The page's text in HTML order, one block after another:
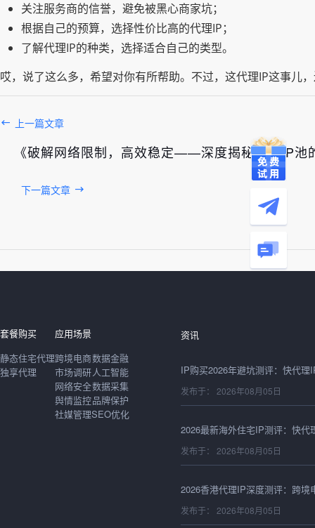
关注服务商的信誉，避免被黑心商家坑；
根据自己的预算，选择性价比高的代理IP；
了解代理IP的种类，选择适合自己的类型。
哎，说了这么多，希望对你有所帮助。不过，这代理IP这事儿
上一篇文章
《破解网络限制，高效稳定——深度揭秘代理IP池
下一篇文章
套餐购买
静态住宅代理
独享代理
应用场景
跨境电商
市场调研
网络安全
舆情监控
社媒管理
数据金融
人工智能
数据采集
品牌保护
SEO优化
资讯
发布于： 2026年08月06日
发布于： 2026年08月05日
发布于： 2026年08月05日
发布于： 2026年08月05日